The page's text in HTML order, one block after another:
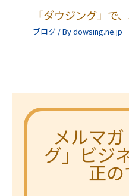
「ダウジング」で
ブログ / Bydowsing.ne.jp
メルマ
グ」ビジ
正